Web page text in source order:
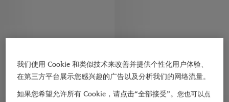
我们使用 Cookie 和类似技术来改善并提供个性化用户体验、
在第三方平台展示您感兴趣的广告以及分析我们的网络流量。
如果您希望允许所有 Cookie，请点击“全部接受”。您也可以点